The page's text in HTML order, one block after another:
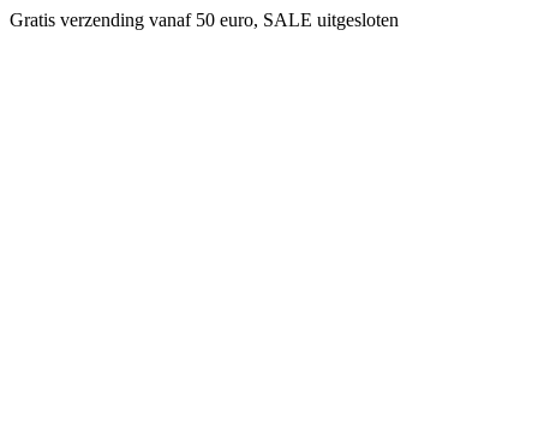
Gratis verzending vanaf 50 euro, SALE uitgesloten